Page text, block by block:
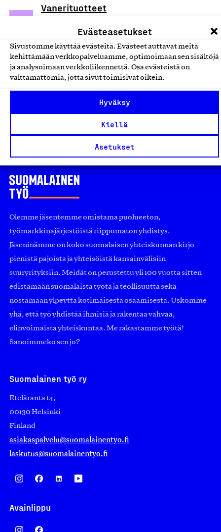
Evästeasetukset
Sivustomme käyttää evästeitä. Evästeet auttavat meitä
kehittämään verkkopalveluamme, optimoimaan sen sisältöjä
ja analysoimaan verkkoliikennettä. Osa evästeistä on
välttämättömiä, jotta sivut toimisivat oikein.
Hyväksy
Kiellä
Asetukset
Vanerituotteet
Koriste- ja piensisustustuotteet
Suomalaiset Kovamies Design
sisustustuotteet
Ris-Pert Oy, Tuote
Koriste- ja piensisustustuotteet
Olemme jäsentemme omistama puolueeton,
työmarkkinajärjestöistä riippumaton yhdistys.
Jäseninämme on koko suomalaisen yhteiskunnan kirjo
pienistä pajoista ja yhteisöistä kansainvälisiin
suuryrityksiin. Meidät on perustettu yli 100 vuotta sitten
edistämään suomalaista työtä ja teollisuutta sekä
nostamaan ylpeyttä kotimaisesta osaamisesta. Uskomme
yhä, että työ yhdistää ihmisiä ja rakentaa vahvaa,
elinvoimaista yhteiskuntaa. Me rakastamme työtä!
Sanoimmeko sen jo?
Suomalainen työ ry
Eteläranta 14,
00130 Helsinki
Finland
asiakaspalvelu@suomalainentyo.fi
laskutus@suomalainentyo.fi
Avainlippu